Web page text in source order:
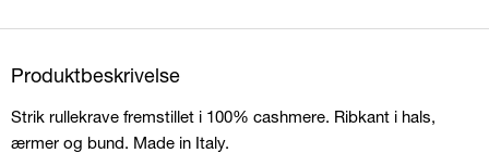
Produktbeskrivelse
Strik rullekrave fremstillet i 100% cashmere. Ribkant i hals,
ærmer og bund. Made in Italy.